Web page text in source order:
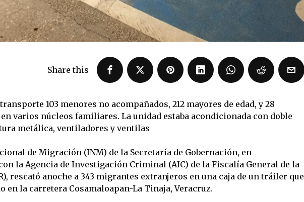
Share this
103 menores no acompañados, 212 mayores de edad, y 28
varios núcleos familiares. La unidad estaba acondicionada con doble
metálica, ventiladores y ventilas
de Migración (INM) de la Secretaría de Gobernación, en
la Agencia de Investigación Criminal (AIC) de la Fiscalía General de la
rescató anoche a 343 migrantes extranjeros en una caja de un tráiler que
en la carretera Cosamaloapan-La Tinaja, Veracruz.